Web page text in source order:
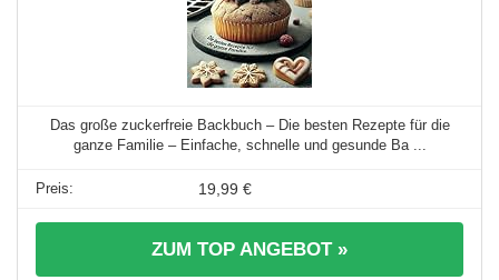
Das große zuckerfreie Backbuch – Die besten Rezepte für die
ganze Familie – Einfache, schnelle und gesunde Ba ...
19,99 €
ZUM TOP ANGEBOT »